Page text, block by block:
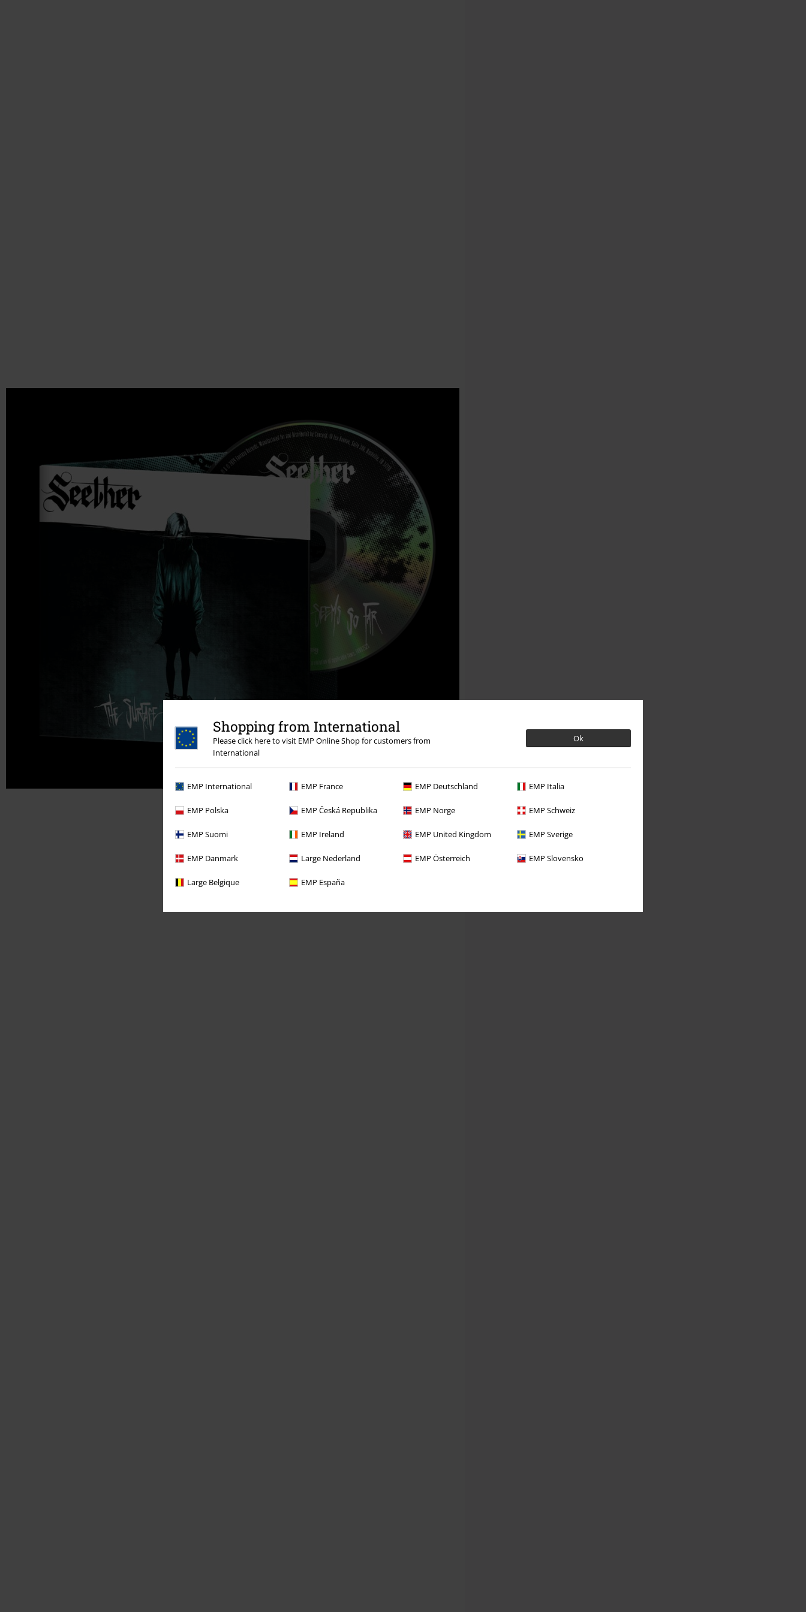
Shopping from International
Please click here to visit EMP Online Shop for customers from
International
Ok
EMP International EMP France EMP Deutschland EMP Italia
EMP Polska EMP Česká Republika EMP Norge EMP Schweiz
EMP Suomi EMP Ireland EMP United Kingdom EMP Sverige
EMP Danmark Large Nederland EMP Österreich EMP Slovensko
Large Belgique EMP España